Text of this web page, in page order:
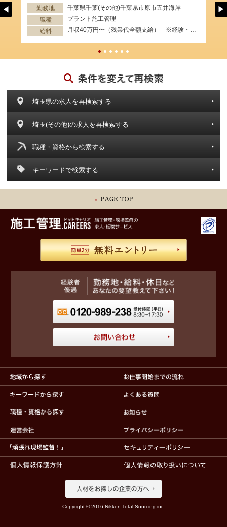
勤務地
千葉県千葉(その他)千葉県市原市五井海岸
職種
プラント施工管理
給料
月収40万円〜（残業代全額支給） ※経験・資格等考慮します。
埼玉県の求人を再検索する
埼玉(その他)の求人を再検索する
職種・資格から検索する
キーワードで検索する
Copyright © 2016 Nikken Total Sourcing inc.